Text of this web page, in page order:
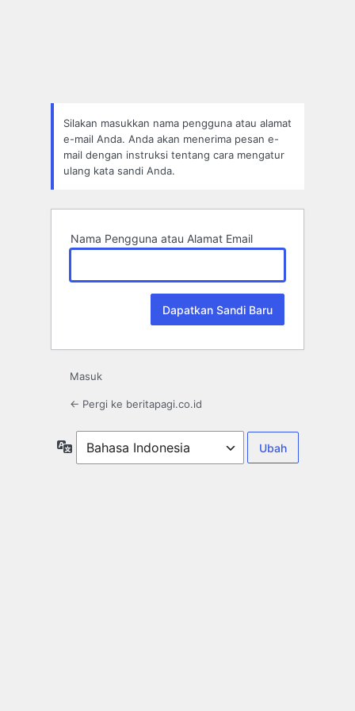
Silakan masukkan nama pengguna atau alamat
e-mail Anda. Anda akan menerima pesan e-
mail dengan instruksi tentang cara mengatur
ulang kata sandi Anda.
Nama Pengguna atau Alamat Email
Masuk
← Pergi ke beritapagi.co.id
Bahasa